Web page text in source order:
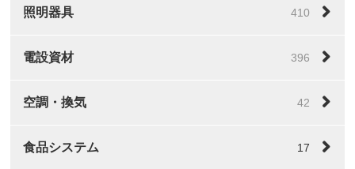
照明器具 410
電設資材 396
空調・換気 42
食品システム 17